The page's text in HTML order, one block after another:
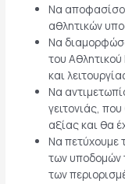
Να
αθλητικών
Να
του
και
Να
γειτονιάς,
αξίας και θα
Να πετύχουμε
των υποδομών
των